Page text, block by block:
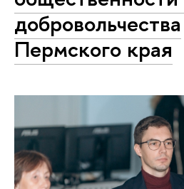
добровольчества
Пермского края